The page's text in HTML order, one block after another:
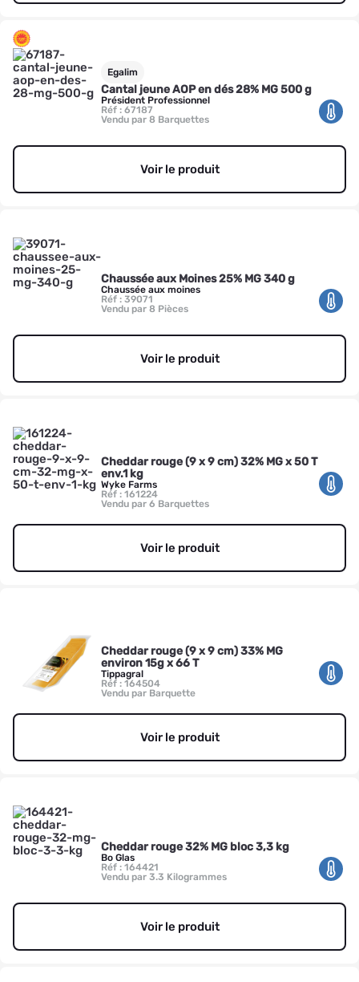
Egalim
Cantal jeune AOP en dés 28% MG 500 g
Président Professionnel
Réf : 67187
Vendu par 8 Barquettes
Voir le produit
Chaussée aux Moines 25% MG 340 g
Chaussée aux moines
Réf : 39071
Vendu par 8 Pièces
Voir le produit
Cheddar rouge (9 x 9 cm) 32% MG x 50 T
env.1 kg
Wyke Farms
Réf : 161224
Vendu par 6 Barquettes
Voir le produit
Cheddar rouge (9 x 9 cm) 33% MG
environ 15g x 66 T
Tippagral
Réf : 164504
Vendu par Barquette
Voir le produit
Cheddar rouge 32% MG bloc 3,3 kg
Bo Glas
Réf : 164421
Vendu par 3.3 Kilogrammes
Voir le produit